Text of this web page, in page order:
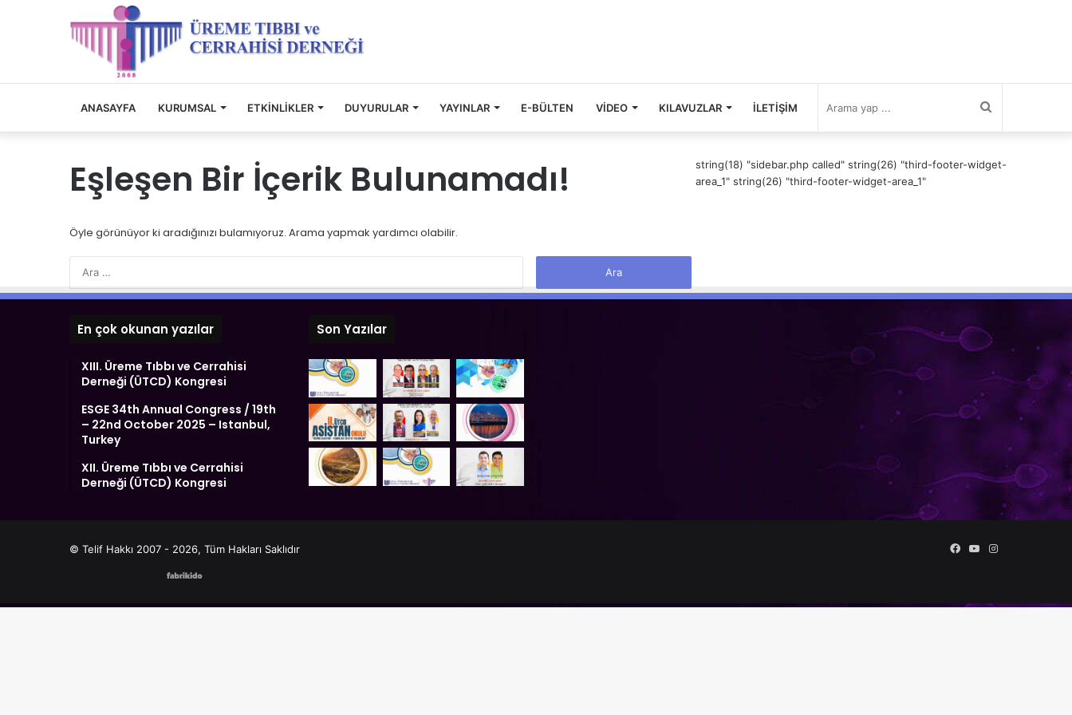
ANASAYFA KURUMSAL ETKINLIKLER DUYURULAR YAYINLAR E-BÜLTEN VİDEO KILAVUZLAR İLETIŞIM
Eşleşen Bir İçerik Bulunamadı!
Öyle görünüyor ki aradığınızı bulamıyoruz. Arama yapmak yardımcı olabilir.
string(18) "sidebar.php called" string(26) "third-footer-widget-
area_1" string(26) "third-footer-widget-area_1"
En çok okunan yazılar
XIII. Üreme Tıbbı ve Cerrahisi
Derneği (ÜTCD) Kongresi
ESGE 34th Annual Congress / 19th
– 22nd October 2025 – Istanbul,
Turkey
XII. Üreme Tıbbı ve Cerrahisi
Derneği (ÜTCD) Kongresi
Son Yazılar
© Telif Hakkı 2007 - 2026, Tüm Hakları Saklıdır Facebook
YouTubeInstagram